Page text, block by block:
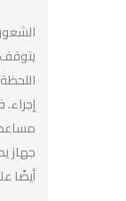
الشعور
يتوقف
اللحظة
إجراء. في
مساعدة
جهاز
أيضًا